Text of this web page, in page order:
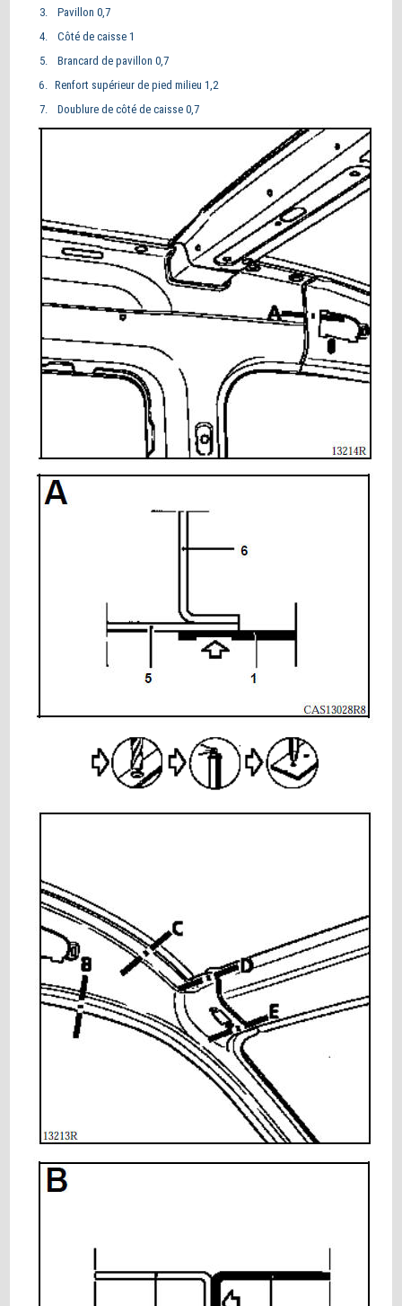
Pavillon 0,7
Côté de caisse 1
Brancard de pavillon 0,7
Renfort supérieur de pied milieu 1,2
Doublure de côté de caisse 0,7